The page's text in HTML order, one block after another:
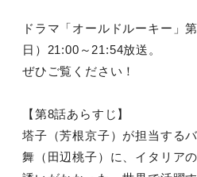
ドラマ「オールドルーキー」
日） 21:00～21:54放送。
ぜひご覧ください！
【第8話あらすじ】
塔子（芳根京子）が担当する
舞（ 田辺桃子）に、イタリア